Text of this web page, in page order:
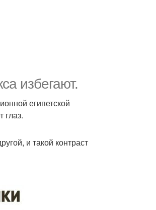
избегают.
египетской
глаз.
и такой контраст